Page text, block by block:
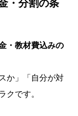
・分割の条
・教材費込みの
か」「自分が対
クです。